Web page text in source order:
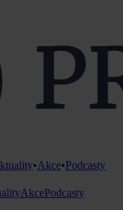
•Akce•Podcasty
AkcePodcasty